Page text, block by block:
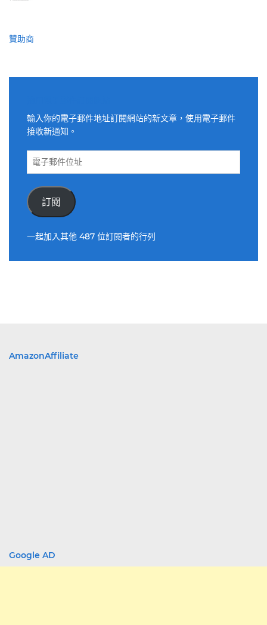
贊助商
輸入你的電子郵件地址訂閱網站的新文章，使用電子郵件
接收新通知。
電
件
位
訂閱
一起加入其他 487 位訂閱者的行列
AmazonAffiliate
Google AD